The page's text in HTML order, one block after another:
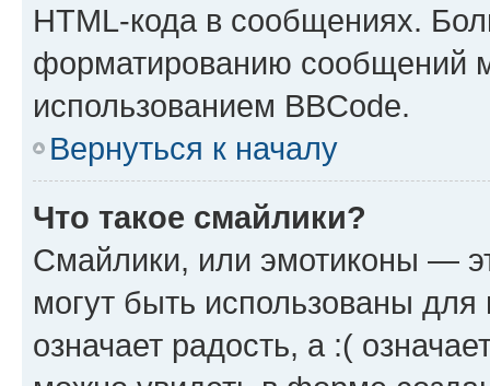
HTML-кода в сообщениях.
форматированию сообщений
использованием BBCode.
Вернуться к началу
Что такое смайлики?
Смайлики, или эмотиконы —
могут быть использованы
означает радость, а :(